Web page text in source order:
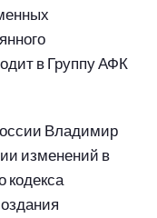
в Группу АФК
Владимир
изменений в
кодекса